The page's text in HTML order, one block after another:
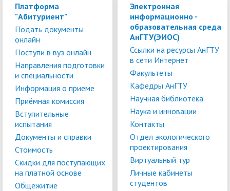
Платформа
"Абитуриент"
Подать документы
онлайн
Поступи в вуз онлайн
Направления подготовки
и специальности
Информация о приеме
Приёмная комиссия
Вступительные
испытания
Документы и справки
Стоимость
Скидки для поступающих
на платной основе
Общежитие
Электронная
информационно -
образовательная среда
АнГТУ(ЭИОС)
Ссылки на ресурсы АнГТУ
в сети Интернет
Факультеты
Кафедры АнГТУ
Научная библиотека
Наука и инновации
Контакты
Отдел экологического
проектирования
Виртуальный тур
Личные кабинеты
студентов